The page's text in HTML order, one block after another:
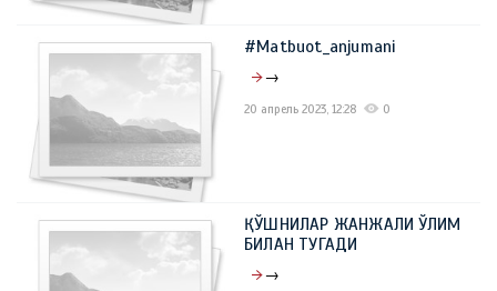
#Matbuot_anjumani
→
20 апрель 2023, 12:28 0
ҚЎШНИЛАР ЖАНЖАЛИ ЎЛИМ
БИЛАН ТУГАДИ
→